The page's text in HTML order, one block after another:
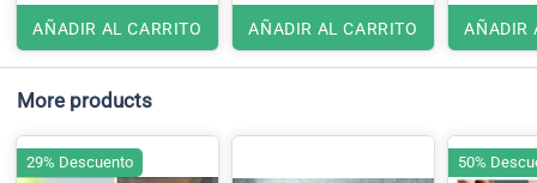
AÑADIR AL CARRITO AÑADIR AL CARRITO AÑADIR
More products
29% Descuento 50%